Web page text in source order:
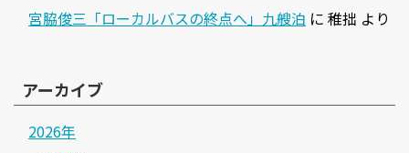
宮脇俊三「ローカルバスの終点へ」九艘泊 に 稚拙 より
アーカイブ
2026年